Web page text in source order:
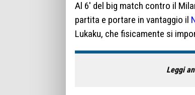
Al 6′ del big match contro il
partita e portare in vantaggio il
Lukaku, che fisicamente si
Leggi